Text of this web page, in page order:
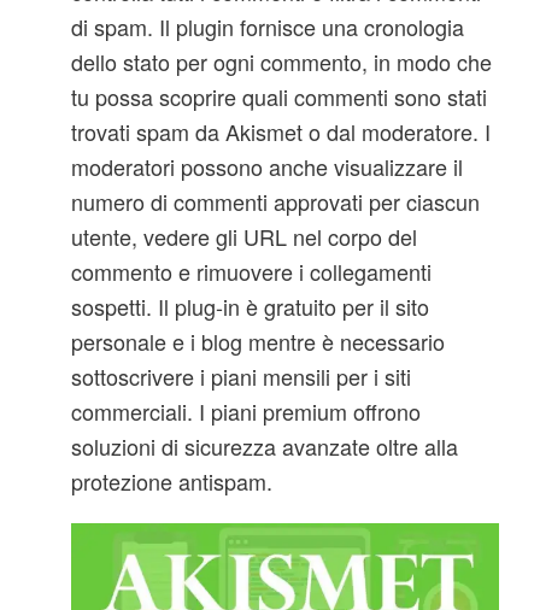
di spam. Il plugin fornisce una cronologia
dello stato per ogni commento, in modo che
tu possa scoprire quali commenti sono stati
trovati spam da Akismet o dal moderatore. I
moderatori possono anche visualizzare il
numero di commenti approvati per ciascun
utente, vedere gli URL nel corpo del
commento e rimuovere i collegamenti
sospetti. Il plug-in è gratuito per il sito
personale e i blog mentre è necessario
sottoscrivere i piani mensili per i siti
commerciali. I piani premium offrono
soluzioni di sicurezza avanzate oltre alla
protezione antispam.